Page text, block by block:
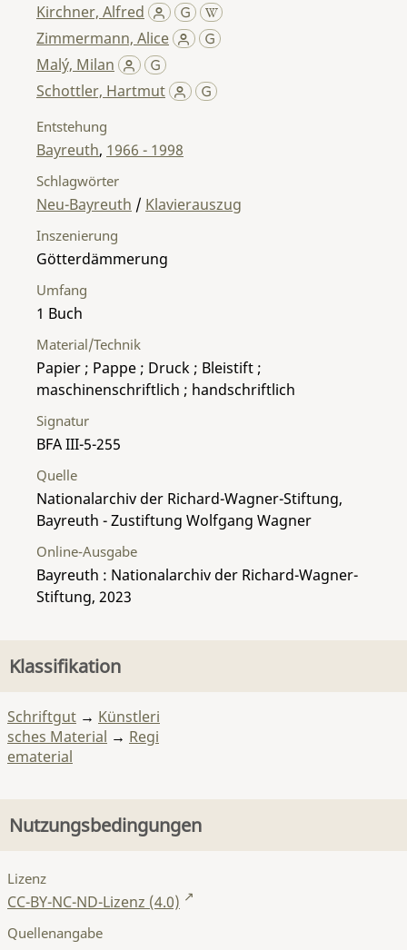
Kirchner, Alfred
Zimmermann, Alice
Malý, Milan
Schottler, Hartmut
Entstehung
Bayreuth, 1966 - 1998
Umfang
1 Buch
Material/Technik
Papier ; Pappe ; Druck ; Bleistift ;
maschinenschriftlich ; handschriftlich
Inszenierung
Götterdämmerung
Signatur
BFA III-5-255
Quelle
Nationalarchiv der Richard-Wagner-Stiftung,
Bayreuth - Zustiftung Wolfgang Wagner
Schlagwörter
Neu-Bayreuth / Klavierauszug
Online-Ausgabe
Bayreuth : Nationalarchiv der Richard-Wagner-
Stiftung, 2023
Klassifikation
Schriftgut → Künstleri
sches Material → Regi
ematerial
Nutzungsbedingungen
Lizenz
CC-BY-NC-ND-Lizenz (4.0)
Quellenangabe